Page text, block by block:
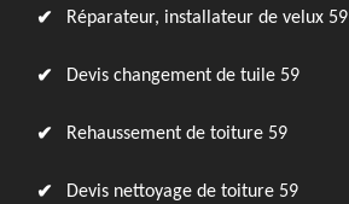
Réparateur, installateur de velux 59
Devis changement de tuile 59
Rehaussement de toiture 59
Devis nettoyage de toiture 59